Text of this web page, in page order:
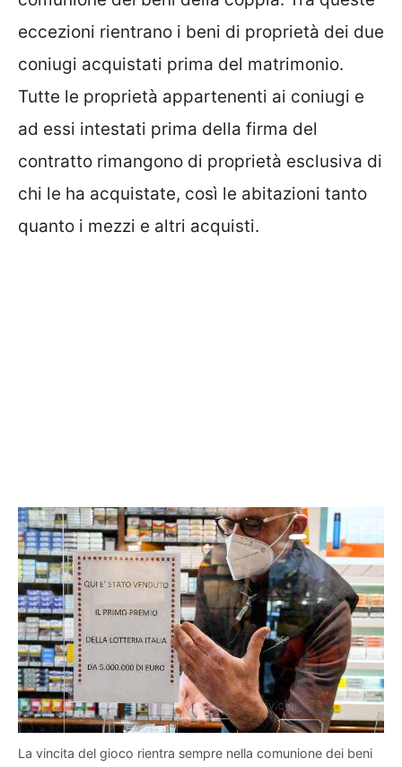
eccezioni rientrano i beni di proprietà dei due
coniugi acquistati prima del matrimonio.
Tutte le proprietà appartenenti ai coniugi e
ad essi intestati prima della firma del
contratto rimangono di proprietà esclusiva di
chi le ha acquistate, così le abitazioni tanto
quanto i mezzi e altri acquisti.
La vincita del gioco rientra sempre nella comunione dei beni